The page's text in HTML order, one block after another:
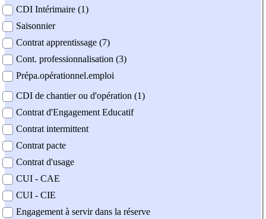
CDI Intérimaire (1)
Saisonnier
Contrat apprentissage (7)
Cont. professionnalisation (3)
Prépa.opérationnel.emploi
CDI de chantier ou d'opération (1)
Contrat d'Engagement Educatif
Contrat intermittent
Contrat pacte
Contrat d'usage
CUI - CAE
CUI - CIE
Engagement à servir dans la réserve